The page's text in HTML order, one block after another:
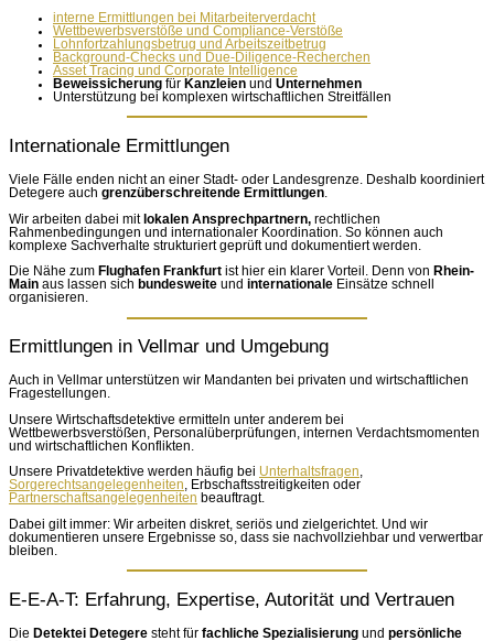
interne Ermittlungen bei Mitarbeiterverdacht
Wettbewerbsverstöße und Compliance-Verstöße
Lohnfortzahlungsbetrug und Arbeitszeitbetrug
Background-Checks und Due-Diligence-Recherchen
Asset Tracing und Corporate Intelligence
Beweissicherung für Kanzleien und Unternehmen
Unterstützung bei komplexen wirtschaftlichen Streitfällen
Internationale Ermittlungen
Viele Fälle enden nicht an einer Stadt- oder Landesgrenze. Deshalb koordiniert
Detegere auch grenzüberschreitende Ermittlungen
Wir arbeiten dabei mitlokalen Ansprechpartnern, rechtlichen
Rahmenbedingungen und internationaler Koordination. So können auch
komplexe Sachverhalte strukturiert geprüft und dokumentiert werden.
Die Nähe zum Flughafen Frankfurt ist hier ein klarer Vorteil. Denn von Rhein-
Main aus lassen sich bundesweite und internationale Einsätze schnell
organisieren.
Ermittlungen in Vellmar und Umgebung
Auch in Vellmar unterstützen wir Mandanten bei privaten und wirtschaftlichen
Fragestellungen.
Unsere Wirtschaftsdetektive ermitteln unter anderem bei
Wettbewerbsverstößen, Personalüberprüfungen, internen Verdachtsmomenten
und wirtschaftlichen Konflikten.
Unsere Privatdetektive werden häufig bei Unterhaltsfragen
Sorgerechtsangelegenheiten , Erbschaftsstreitigkeiten oder
Partnerschaftsangelegenheiten beauftragt.
Dabei gilt immer: Wir arbeiten diskret, seriös und zielgerichtet. Und wir
dokumentieren unsere Ergebnisse so, dass sie nachvollziehbar und verwertbar
bleiben.
E-E-A-T: Erfahrung, Expertise, Autorität und Vertrauen
Die Detektei Detegere steht für fachliche Spezialisierung und persönliche